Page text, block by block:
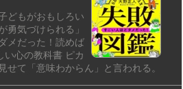
どもがおもしろい
勇気づけられる」
メだった！読めば
い心の教科書 ピカ
せて「意味わからん」と言われる。